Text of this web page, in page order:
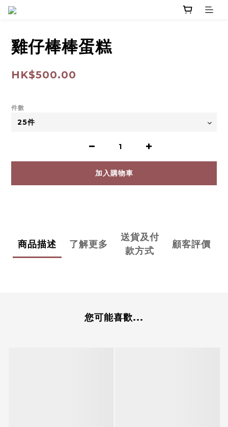
雞仔棒棒蛋糕
HK$500.00
件數
加入購物車
商品描述 了解更多
送貨及付
款方式
顧客評價
您可能喜歡...